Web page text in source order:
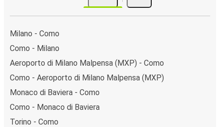
Milano - Como
Como - Milano
Aeroporto di Milano Malpensa (MXP) - Como
Como - Aeroporto di Milano Malpensa (MXP)
Monaco di Baviera - Como
Como - Monaco di Baviera
Torino - Como